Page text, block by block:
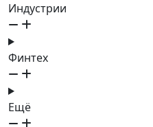
Индустрии
Финтех
Ещё